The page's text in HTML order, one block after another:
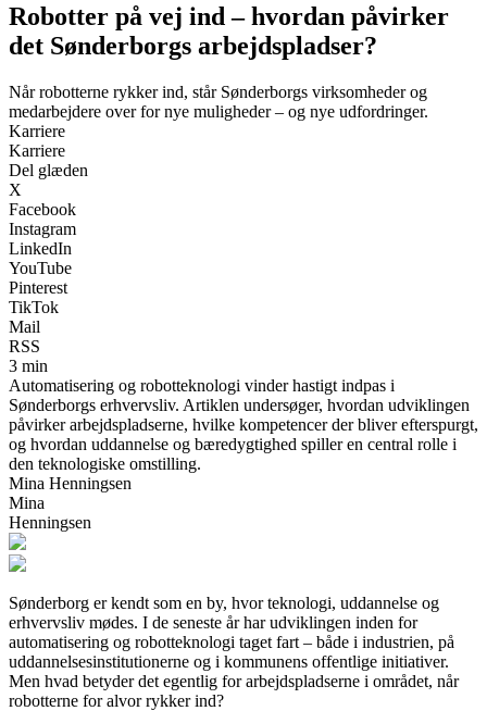
Robotter på vej ind – hvordan påvirker
det Sønderborgs arbejdspladser?
Når robotterne rykker ind, står Sønderborgs virksomheder og
medarbejdere over for nye muligheder – og nye udfordringer.
Karriere
Karriere
Del glæden
X
Facebook
Instagram
LinkedIn
YouTube
Pinterest
TikTok
Mail
RSS
3 min
Automatisering og robotteknologi vinder hastigt indpas i
Sønderborgs erhvervsliv. Artiklen undersøger, hvordan udviklingen
påvirker arbejdspladserne, hvilke kompetencer der bliver efterspurgt,
og hvordan uddannelse og bæredygtighed spiller en central rolle i
den teknologiske omstilling.
Mina Henningsen
Mina
Henningsen
Sønderborg er kendt som en by, hvor teknologi, uddannelse og
erhvervsliv mødes. I de seneste år har udviklingen inden for
automatisering og robotteknologi taget fart – både i industrien, på
uddannelsesinstitutionerne og i kommunens offentlige initiativer.
Men hvad betyder det egentlig for arbejdspladserne i området, når
robotterne for alvor rykker ind?